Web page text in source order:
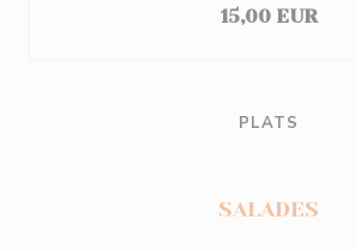
15,00 EUR
PLATS
SALADES